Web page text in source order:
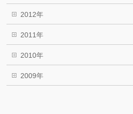
2012年
2011年
2010年
2009年